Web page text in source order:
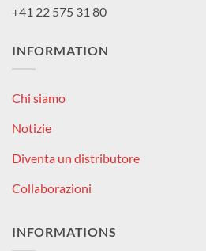
+41 22 575 31 80
INFORMATION
Chi siamo
Notizie
Diventa un distributore
Collaborazioni
INFORMATIONS